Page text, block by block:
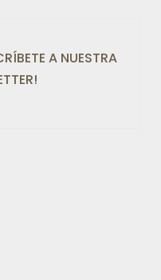
A NUESTRA